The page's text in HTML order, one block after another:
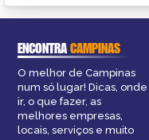
ENCONTRACAMPINAS
O melhor de Campinas
num só lugar! Dicas, onde
ir, o que fazer, as
melhores empresas,
locais, serviços e muito